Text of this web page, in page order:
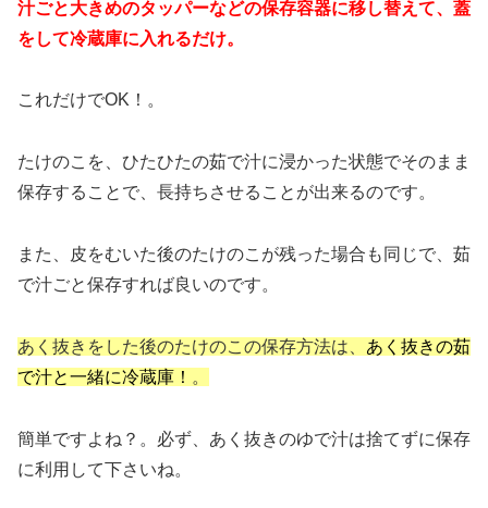
汁ごと大きめのタッパーなどの保存容器に移し替えて、蓋
をして冷蔵庫に入れるだけ。
これだけでOK！。
たけのこを、ひたひたの茹で汁に浸かった状態でそのまま
保存することで、長持ちさせることが出来るのです。
また、皮をむいた後のたけのこが残った場合も同じで、茹
で汁ごと保存すれば良いのです。
あく抜きをした後のたけのこの保存方法は、 あく抜きの茹
で汁と一緒に冷蔵庫！ 。
簡単ですよね？。必ず、あく抜きのゆで汁は捨てずに保存
に利用して下さいね。